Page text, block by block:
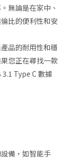
無論是在家中、
比的便利性和安
品的耐用性和穩
您正在尋找一款
Type C 數據
備，如智能手